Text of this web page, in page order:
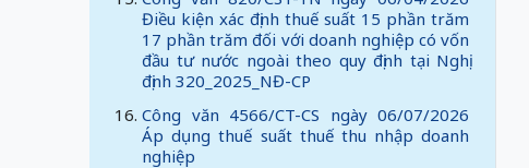
Điều kiện xác định thuế suất 15 phần trăm
17 phần trăm đối với doanh nghiệp có vốn
đầu tư nước ngoài theo quy định tại Nghị
định 320_2025_NĐ-CP
Công văn 4566/CT-CS ngày 06/07/2026
Áp dụng thuế suất thuế thu nhập doanh
nghiệp